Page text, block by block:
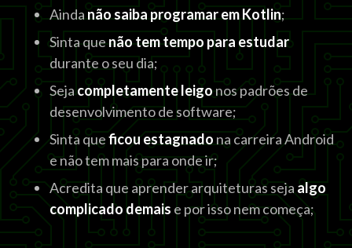
Aindanão saiba programar em Kotlin;
Sinta quenão tem tempo para estudar
durante o seu dia;
Sejacompletamente leigonos padrões de
desenvolvimento de software;
Sinta queficou estagnadona carreira Android
e não tem mais para onde ir;
Acredita que aprender arquiteturas seja algo
complicado demais e por isso nem começa;